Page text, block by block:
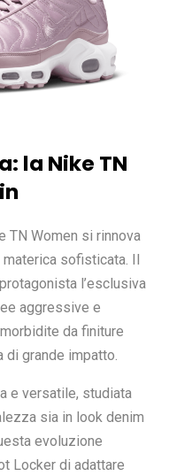
la Nike TN
TN Women si rinnova
sofisticata. Il
l’esclusiva
aggressive e
da finiture
di grande impatto.
e versatile, studiata
sia in look denim
evoluzione
Locker di adattare